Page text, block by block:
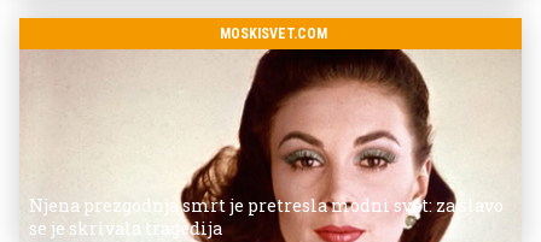
MOSKISVET.COM
Njena prezgodnja smrt je pretresla modni svet: za slavo
se je skrivala tragedija